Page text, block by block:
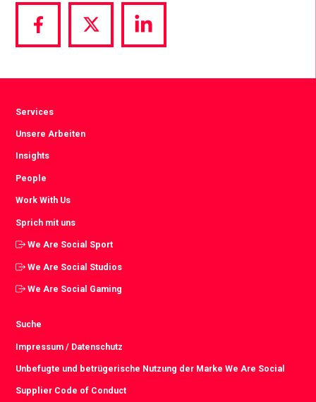
Share
via
Share
via
Share
via
Services
Unsere Arbeiten
Insights
People
Work With Us
Sprich mit uns
We Are Social Sport
We Are Social Studios
We Are Social Gaming
Suche
Impressum / Datenschutz
Unbefugte und betrügerische Nutzung der Marke We Are Social
Supplier Code of Conduct